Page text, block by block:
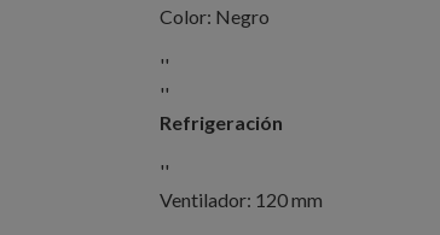
Color: Negro
''
''
Refrigeración
''
Ventilador: 120 mm